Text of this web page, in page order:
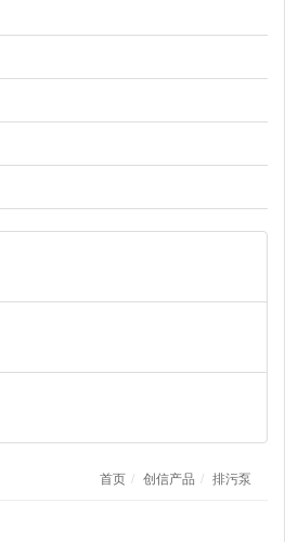
首页 创信产品 排污泵